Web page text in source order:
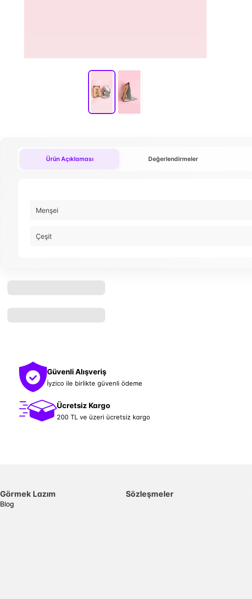
Ürün Açıklaması Değerlendirmeler
Menşei
Çeşit
Güvenli Alışveriş
İyzico ile birlikte güvenli ödeme
Ücretsiz Kargo
200 TL ve üzeri ücretsiz kargo
Görmek Lazım
Blog
Sözleşmeler